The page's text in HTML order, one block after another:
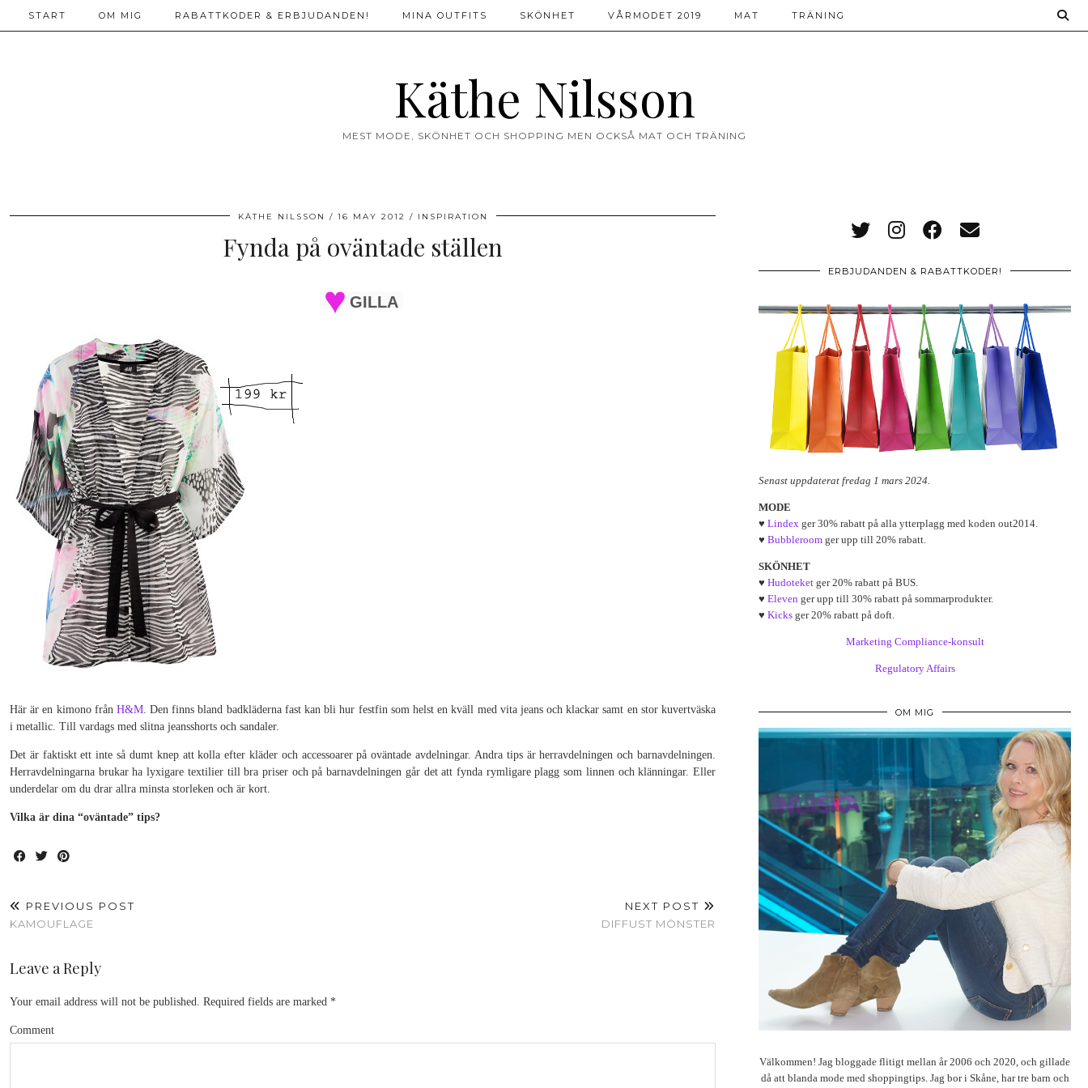
Käthe Nilsson
MEST MODE, SKÖNHET OCH SHOPPING MEN OCKSÅ MAT OCH TRÄNING
START OM MIG RABATTKODER & ERBJUDANDEN! MINA OUTFITS SKÖNHET VÅRMODET 2019 MAT TRÄNING
KÄTHE NILSSON 16 MAY 2012 INSPIRATION
Fynda på oväntade ställen
GILLA
Här är en kimono från H&M. Den finns bland badkläderna fast kan bli hur festfin som helst en kväll med vita jeans och klackar samt en stor kuvertväska
i metallic. Till vardags med slitna jeansshorts och sandaler.
Det är faktiskt ett inte så dumt knep att kolla efter kläder och accessoarer på oväntade avdelningar. Andra tips är herravdelningen och barnavdelningen.
Herravdelningarna brukar ha lyxigare textilier till bra priser och på barnavdelningen går det att fynda rymligare plagg som linnen och klänningar. Eller
underdelar om du drar allra minsta storleken och är kort.
Vilka är dina “oväntade” tips?
PREVIOUS POST
KAMOUFLAGE
NEXT POST
DIFFUST MÖNSTER
Leave a Reply
Your email address will not be published. Required fields are marked *
Comment
ERBJUDANDEN & RABATTKODER!
Senast uppdaterat fredag 1 mars 2024.
MODE
♥ Lindex ger 30% rabatt på alla ytterplagg med koden out2014.
♥ Bubbleroom ger upp till 20% rabatt.
SKÖNHET
♥ Hudoteket ger 20% rabatt på BUS.
♥ Eleven ger upp till 30% rabatt på sommarprodukter.
♥ Kicks ger 20% rabatt på doft.
Marketing Compliance-konsult
Regulatory Affairs
OM MIG
Välkommen! Jag bloggade flitigt mellan år 2006 och 2020, och gillade
då att blanda mode med shoppingtips. Jag bor i Skåne, har tre barn och